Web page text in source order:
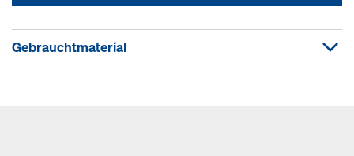
Gebrauchtmaterial